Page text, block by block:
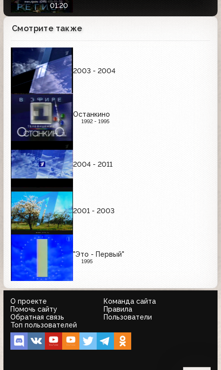
01:20
Смотрите также
2003 - 2004
Останкино
1992 - 1995
2004 - 2011
2001 - 2003
"Это - Первый"
1995
О проекте
Команда сайта
Помочь сайту
Правила
Обратная связь
Пользователи
Топ пользователей